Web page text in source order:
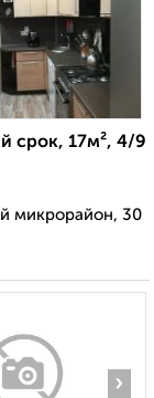
срок, 17м², 4/9
микрорайон, 30
›